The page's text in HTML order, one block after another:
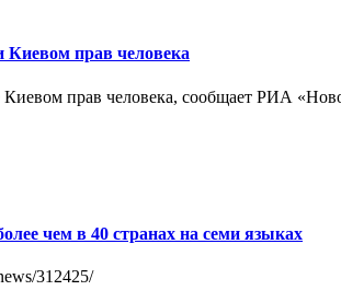
прав человека
прав человека, сообщает РИА
чем в 40 странах на семи языках
312425/